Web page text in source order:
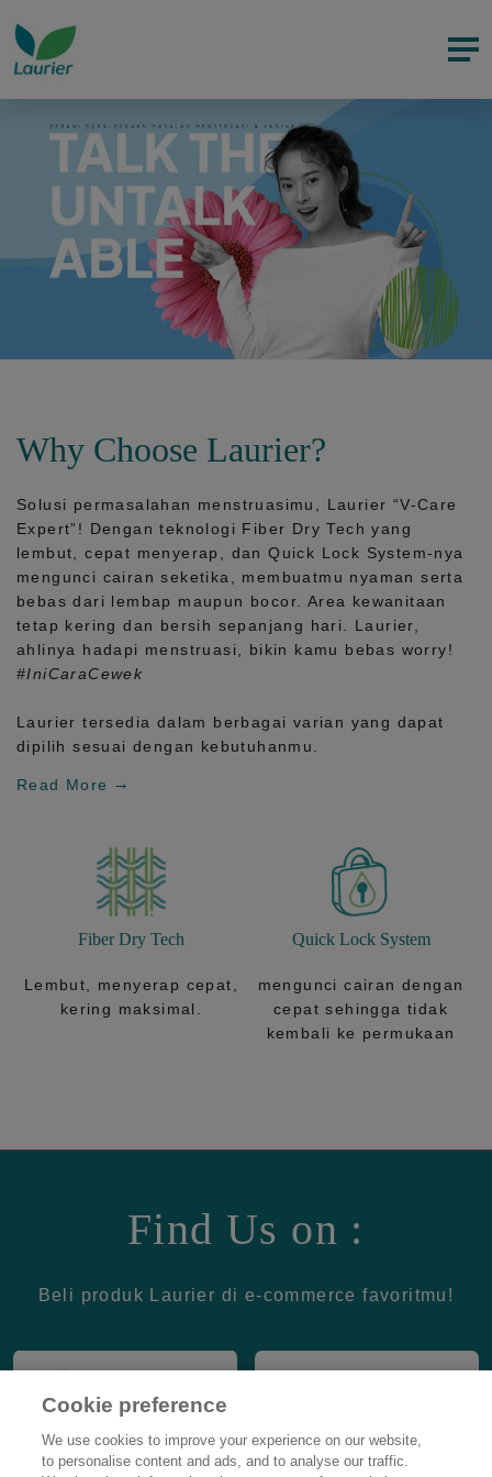
Why Choose Laurier?
Solusi permasalahan menstruasimu, Laurier “V-Care
Expert”! Dengan teknologi Fiber Dry Tech yang
lembut, cepat menyerap, danQuick Lock System-nya
mengunci cairan seketika, membuatmu nyaman serta
bebas dari lembap maupun bocor. Area kewanitaan
tetap kering dan bersih sepanjang hari.
Laurier,
ahlinya hadapi menstruasi, bikin kamu bebas worry!
#IniCaraCewek
Laurier tersedia dalam berbagai varian yang dapat
dipilih sesuai dengan kebutuhanmu.
Read More
Fiber Dry Tech
Lembut, menyerap cepat,
kering maksimal.
Quick Lock System
mengunci cairan dengan
cepat sehingga tidak
kembali ke permukaan
Find Us on :
Beli produk Laurier di e-commerce favoritmu!
Cookie preference
We use cookies to improve your experience on our website,
to personalise content and ads, and to analyse our traffic.